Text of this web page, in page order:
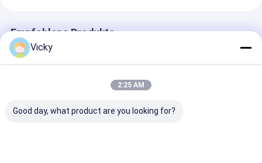
Empfohlene Produkte
Vicky
2:25 AM
Good day, what product are you looking for?